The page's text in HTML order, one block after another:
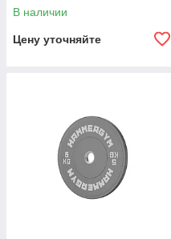
В наличии
Цену уточняйте